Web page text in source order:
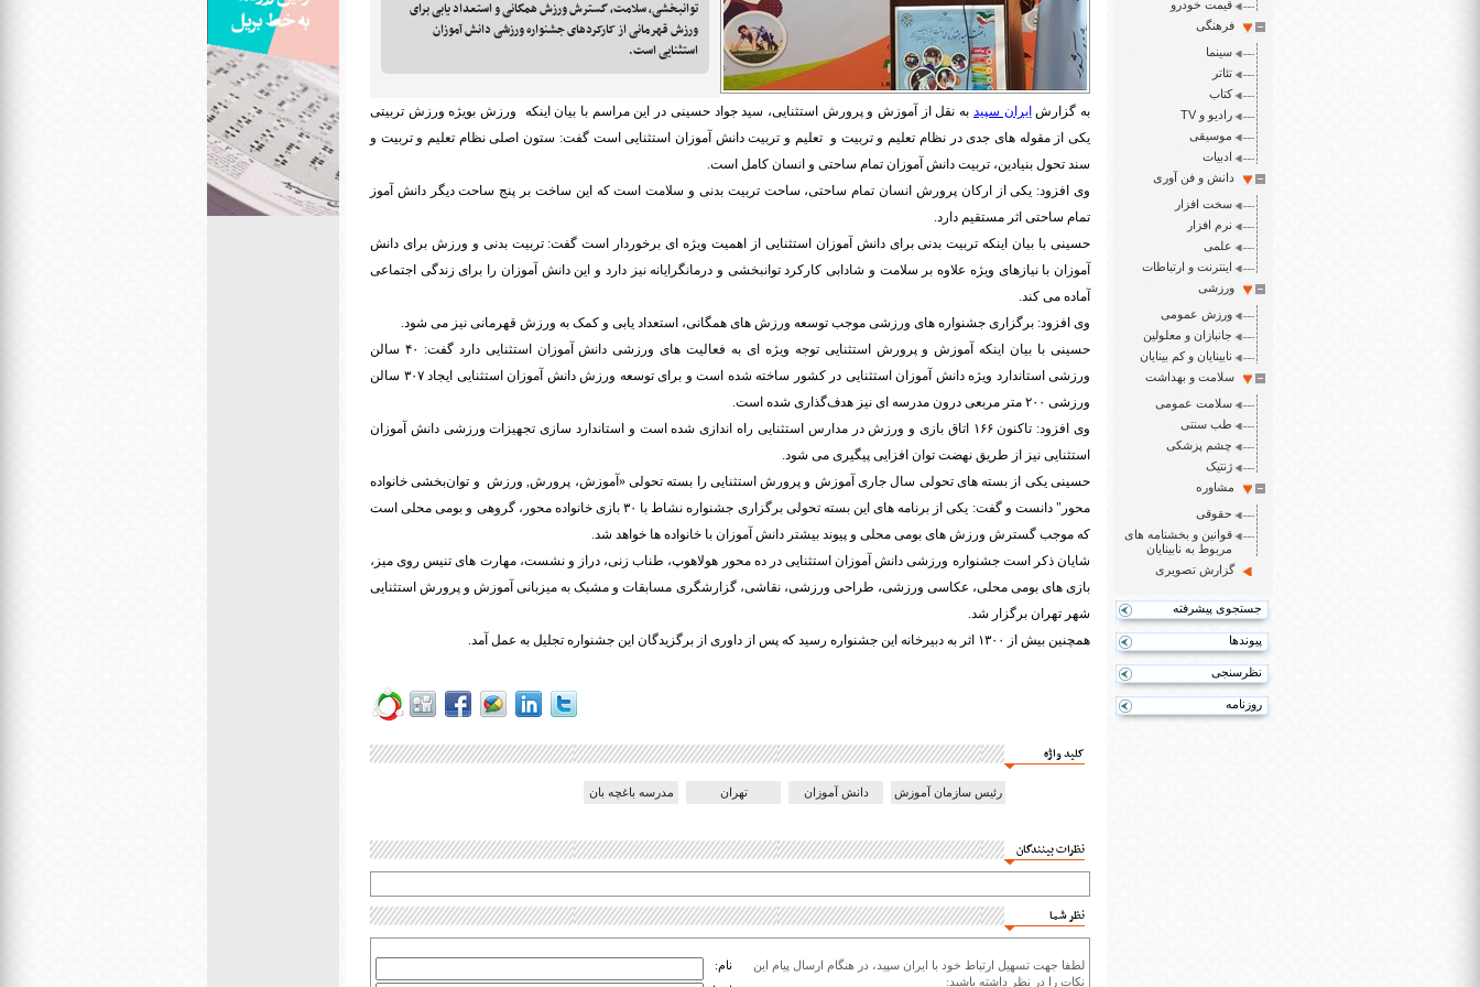
قیمت خودرو
فرهنگی
سینما
تئاتر
کتاب
رادیو و TV
موسیقی
ادبیات
دانش و فن آوری
سخت افزار
نرم افزار
علمی
اینترنت و ارتباطات
ورزشی
ورزش عمومی
جانبازان و معلولین
نابینایان و کم بینایان
سلامت و بهداشت
سلامت عمومی
طب سنتی
چشم پزشکی
ژنتیک
مشاوره
حقوقی
قوانین و بخشنامه های
مربوط به نابینایان
گزارش تصویری
جستجوی پیشرفته
پیوندها
نظرسنجی
روزنامه
توانبخشی، سلامت، گسترش ورزش همگانی و استعداد یابی برای
ورزش قهرمانی از کارکردهای جشنواره ورزشی دانش آموزان
استثنایی است.
به گزارش ایران سپید به نقل از آموزش و پرورش استثنایی، سید جواد حسینی در این مراسم با بیان اینکه ورزش بویژه ورزش تربیتی
یکی از مقوله های جدی در نظام تعلیم و تربیت و تعلیم و تربیت دانش آموزان استثنایی است گفت: ستون اصلی نظام تعلیم و تربیت و
سند تحول بنیادین، تربیت دانش آموزان تمام ساحتی و انسان کامل است.
وی افزود: یکی از ارکان پرورش انسان تمام ساحتی، ساحت تربیت بدنی و سلامت است که این ساخت بر پنج ساحت دیگر دانش آموز
تمام ساحتی اثر مستقیم دارد.
حسینی با بیان اینکه تربیت بدنی برای دانش آموزان استثنایی از اهمیت ویژه ای برخوردار است گفت: تربیت بدنی و ورزش برای دانش
آموزان با نیازهای ویژه علاوه بر سلامت و شادابی کارکرد توانبخشی و درمانگرایانه نیز دارد و این دانش آموزان را برای زندگی اجتماعی
آماده می کند.
وی افزود: برگزاری جشنواره های ورزشی موجب توسعه ورزش های همگانی، استعداد یابی و کمک به ورزش قهرمانی نیز می شود.
حسینی با بیان اینکه آموزش و پرورش استثنایی توجه ویژه ای به فعالیت های ورزشی دانش آموزان استثنایی دارد گفت: ۴۰ سالن
ورزشی استاندارد ویژه دانش آموزان استثنایی در کشور ساخته شده است و برای توسعه ورزش دانش آموزان استثنایی ایجاد ۳۰۷ سالن
ورزشی ۲۰۰ متر مربعی درون مدرسه ای نیز هدف‌گذاری شده است.
وی افزود: تاکنون ۱۶۶ اتاق بازی و ورزش در مدارس استثنایی راه اندازی شده است و استاندارد سازی تجهیزات ورزشی دانش آموزان
استثنایی نیز از طریق نهضت توان افزایی پیگیری می شود.
حسینی یکی از بسته های تحولی سال جاری آموزش و پرورش استثنایی را بسته تحولی «آموزش، پرورش, ورزش و توان‌بخشی خانواده
محور" دانست و گفت: یکی از برنامه های این بسته تحولی برگزاری جشنواره نشاط با ۳۰ بازی خانواده محور، گروهی و بومی محلی است
که موجب گسترش ورزش های بومی محلی و پیوند بیشتر دانش آموزان با خانواده ها خواهد شد.
شایان ذکر است جشنواره ورزشی دانش آموزان استثنایی در ده محور هولاهوپ، طناب زنی، دراز و نشست، مهارت های تنیس روی میز،
بازی های بومی محلی، عکاسی ورزشی، طراحی ورزشی، نقاشی، گزارشگری مسابقات و مشبک به میزبانی آموزش و پرورش استثنایی
شهر تهران برگزار شد.
همچنین ‏بیش از ۱۳۰۰‌ اثر به دبیرخانه این جشنواره رسید که پس از داوری از برگزیدگان این جشنواره تجلیل به عمل آمد.
کلید واژه
رئیس سازمان آموزش دانش آموزان تهران مدرسه باغچه بان
نظرات بینندگان
نظر شما
لطفا جهت تسهیل ارتباط خود با ایران سپید، در هنگام ارسال پیام این
نکات را در نظر داشته باشید:
نام: